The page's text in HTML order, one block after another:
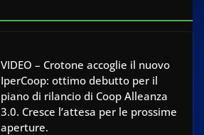
VIDEO – Crotone accoglie il nuovo
IperCoop: ottimo debutto per il
piano di rilancio di Coop Alleanza
3.0. Cresce l’attesa per le prossime
aperture.